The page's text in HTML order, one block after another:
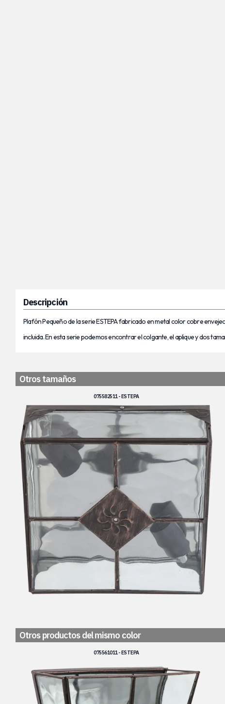
Descripción
Plafón Pequeño de la serie ESTEPA fabricado en metal color cobre
incluida. En esta serie podemos encontrar el colgante, el aplique y dos
Otros tamaños
075582511 - ESTEPA
Otros productos del mismo color
075561011 - ESTEPA